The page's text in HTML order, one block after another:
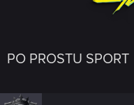
PO PROSTU SPORT